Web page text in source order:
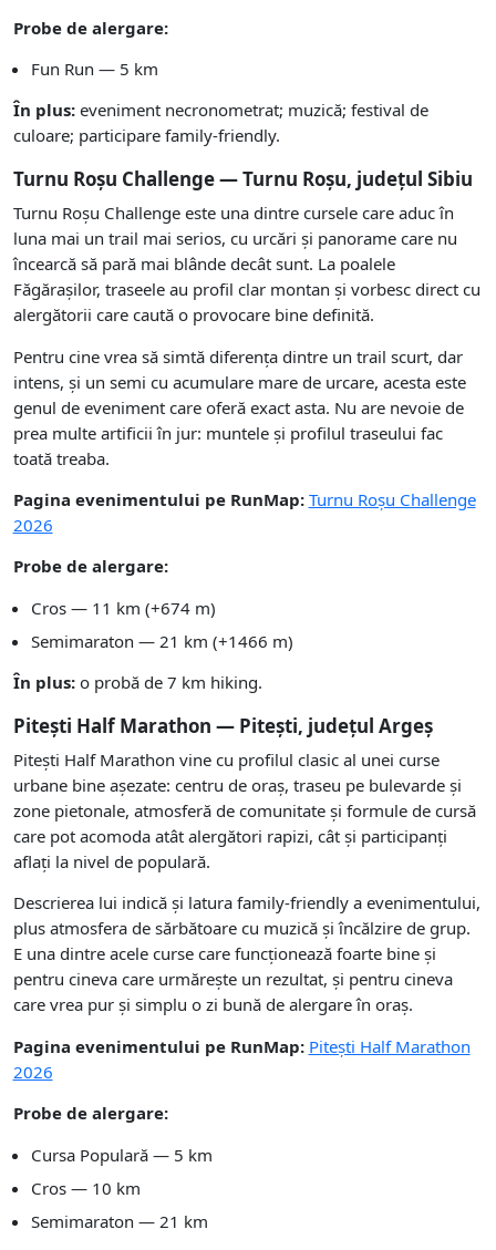
Probe de alergare:
Fun Run — 5 km
În plus:eveniment necronometrat; muzică; festival de
culoare; participare family-friendly.
Turnu Roșu Challenge — Turnu Roșu, județul Sibiu
Turnu Roșu Challenge este una dintre cursele care aduc în
luna mai un trail mai serios, cu urcări și panorame care nu
încearcă să pară mai blânde decât sunt. La poalele
Făgărașilor, traseele au profil clar montan și vorbesc direct cu
alergătorii care caută o provocare bine definită.
Pentru cine vrea să simtă diferența dintre un trail scurt, dar
intens, și un semi cu acumulare mare de urcare, acesta este
genul de eveniment care oferă exact asta. Nu are nevoie de
prea multe artificii în jur: muntele și profilul traseului fac
toată treaba.
Pagina evenimentului pe RunMap: Turnu Roșu Challenge
2026
Probe de alergare:
Cros — 11 km (+674 m)
Semimaraton — 21 km (+1466 m)
În plus:o probă de 7 km hiking.
Pitești Half Marathon — Pitești, județul Argeș
Pitești Half Marathon vine cu profilul clasic al unei curse
urbane bine așezate: centru de oraș, traseu pe bulevarde și
zone pietonale, atmosferă de comunitate și formule de cursă
care pot acomoda atât alergători rapizi, cât și participanți
aflați la nivel de populară.
Descrierea lui indică și latura family-friendly a evenimentului,
plus atmosfera de sărbătoare cu muzică și încălzire de grup.
E una dintre acele curse care funcționează foarte bine și
pentru cineva care urmărește un rezultat, și pentru cineva
care vrea pur și simplu o zi bună de alergare în oraș.
Pagina evenimentului pe RunMap: Pitești Half Marathon
2026
Probe de alergare:
Cursa Populară — 5 km
Cros — 10 km
Semimaraton — 21 km